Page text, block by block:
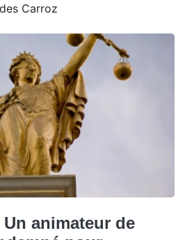
Carroz
animateur de